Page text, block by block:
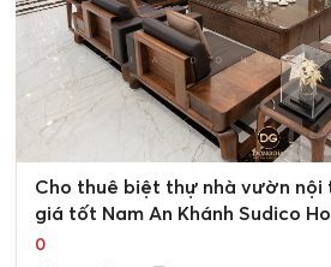
Cho thuê biệt thự nhà vườn nội
giá tốt Nam An Khánh Sudico
công viên
0